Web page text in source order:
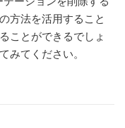
方法を活用すること
ことができるでしょ
みてください。